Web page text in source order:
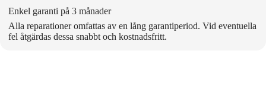
Enkel garanti på 3 månader
Alla reparationer omfattas av en lång garantiperiod. Vid eventuella
fel åtgärdas dessa snabbt och kostnadsfritt.